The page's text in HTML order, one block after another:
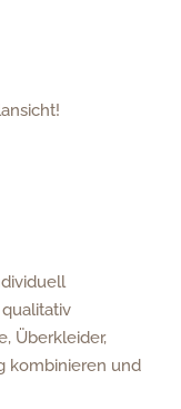
Überkleider,
kombinieren und